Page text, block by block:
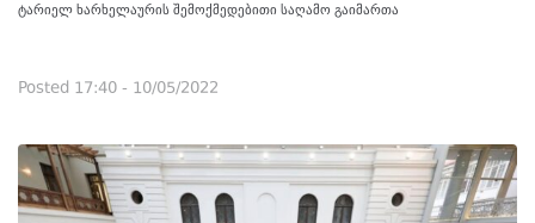
ტარიელ ხარხელაურის შემოქმედებითი საღამო გაიმართა
Posted 17:40 - 10/05/2022